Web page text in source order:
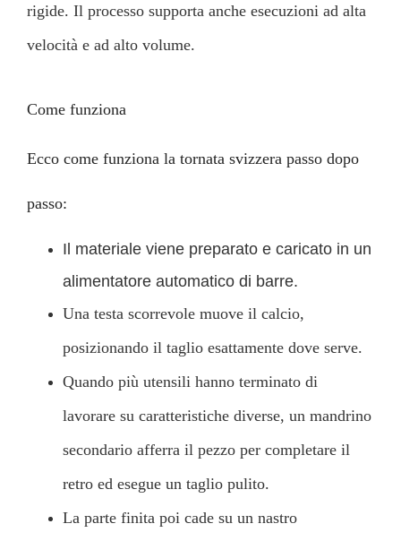
rigide. Il processo supporta anche esecuzioni ad alta
velocità e ad alto volume.
Come funziona
Ecco come funziona la tornata svizzera passo dopo
passo:
Il materiale viene preparato e caricato in un
alimentatore automatico di barre.
Una testa scorrevole muove il calcio,
posizionando il taglio esattamente dove serve.
Quando più utensili hanno terminato di
lavorare su caratteristiche diverse, un mandrino
secondario afferra il pezzo per completare il
retro ed esegue un taglio pulito.
La parte finita poi cade su un nastro